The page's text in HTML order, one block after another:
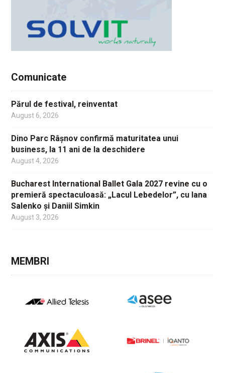
Comunicate
Părul de festival, reinventat
August 6, 2026
Dino Parc Râșnov confirmă maturitatea unui
business, la 11 ani de la deschidere
August 4, 2026
Bucharest International Ballet Gala 2027 revine cu o
premieră spectaculoasă: „Lacul Lebedelor”, cu Iana
Salenko și Daniil Simkin
August 3, 2026
MEMBRI